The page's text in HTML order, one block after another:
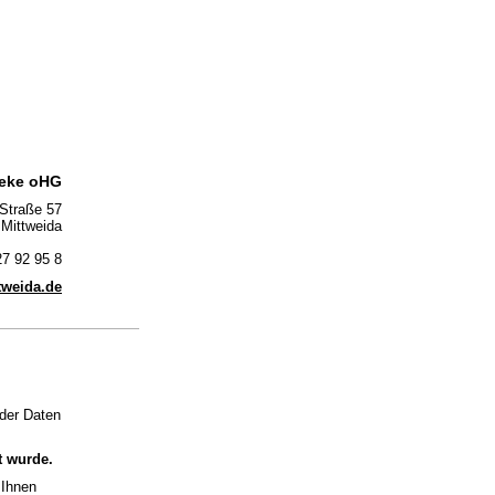
oHG
57
92 95 8
Daten
wurde.